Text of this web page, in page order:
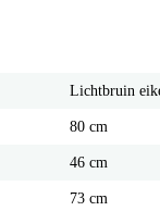
Lichtbruin
80 cm
46 cm
73 cm